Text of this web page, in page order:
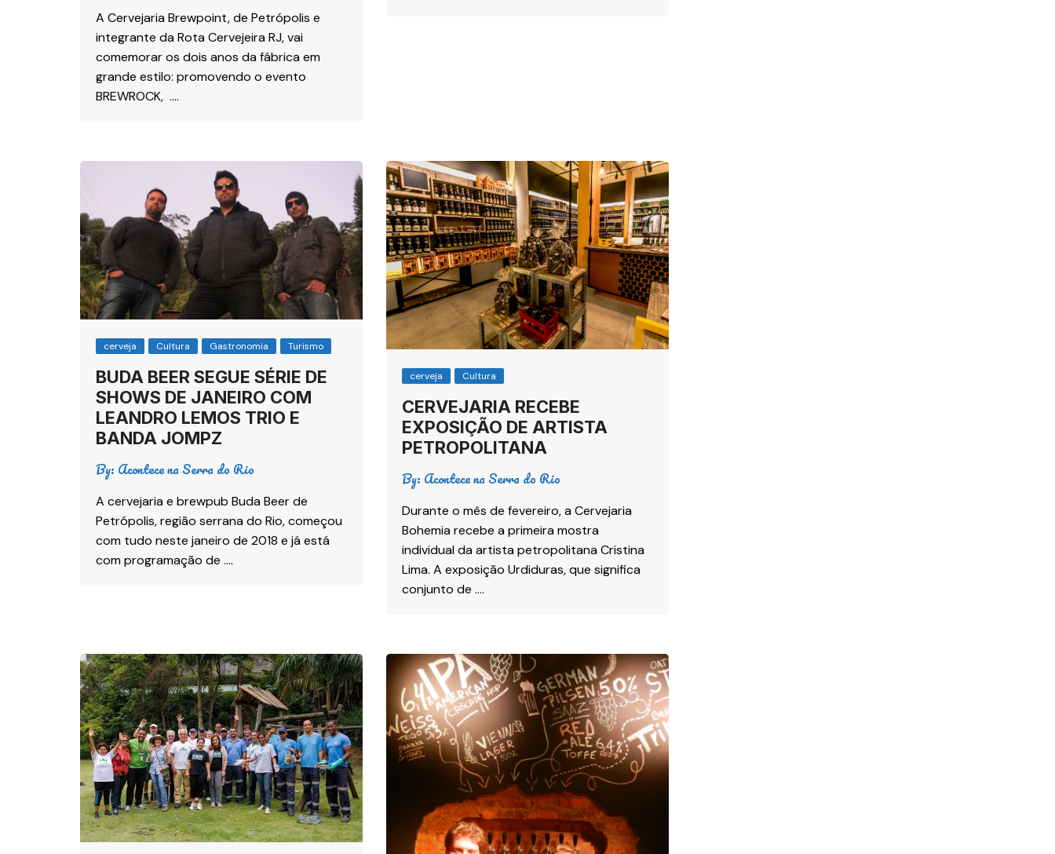
A Cervejaria Brewpoint, de Petrópolis e
integrante da Rota Cervejeira RJ, vai
comemorar os dois anos da fábrica em
grande estilo: promovendo o evento
BREWROCK, ….
cerveja Cultura Gastronomia Turismo
BUDA BEER SEGUE SÉRIE DE
SHOWS DE JANEIRO COM
LEANDRO LEMOS TRIO E
BANDA JOMPZ
By: Acontece na Serra do Rio
A cervejaria e brewpub Buda Beer de
Petrópolis, região serrana do Rio, começou
com tudo neste janeiro de 2018 e já está
com programação de ….
cerveja Cultura
CERVEJARIA RECEBE
EXPOSIÇÃO DE ARTISTA
PETROPOLITANA
By: Acontece na Serra do Rio
Durante o mês de fevereiro, a Cervejaria
Bohemia recebe a primeira mostra
individual da artista petropolitana Cristina
Lima. A exposição Urdiduras, que significa
conjunto de ….